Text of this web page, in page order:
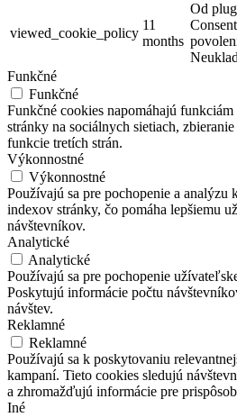
viewed_cookie_policy
11
months
Od
Funkčné
Funkčné
Funkčné cookies napomáhajú
stránky na sociálnych sietiach,
funkcie tretích strán.
Výkonnostné
Výkonnostné
Používajú sa pre pochopenie a
indexov stránky, čo pomáha lepšiemu
návštevníkov.
Analytické
Analytické
Používajú sa pre pochopenie
Poskytujú informácie počtu
návštev.
Reklamné
Reklamné
Používajú sa k poskytovaniu
kampaní. Tieto cookies sledujú
a zhromažďujú informácie pre
Iné